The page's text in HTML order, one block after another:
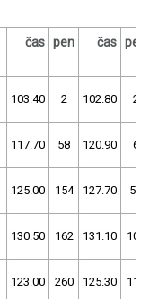
čas pen čas pen
103.40 2 102.80 2
117.70 58 120.90 6
125.00 154 127.70 56
130.50 162 131.10 104
123.00 260 125.30 114